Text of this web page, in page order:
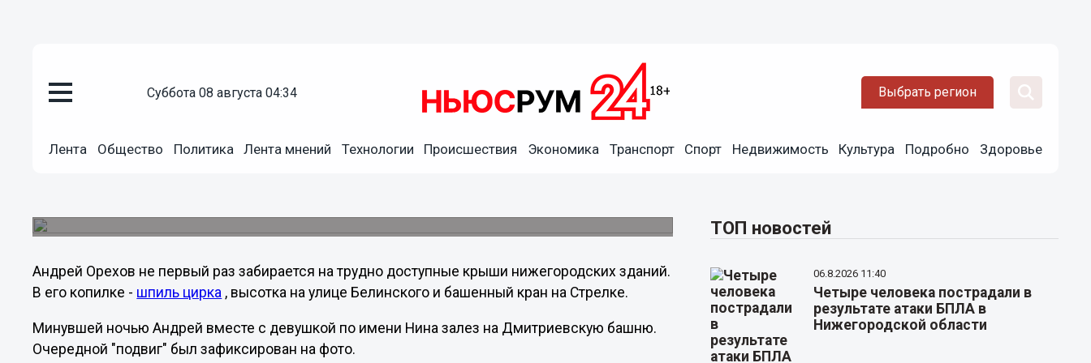
суббота 08 августа 04:34 Выбрать регион
Лента Общество Политика Лента мнений Технологии Происшествия Экономика Транспорт Спорт Недвижимость Культура Подробно Здоровье
Андрей Орехов не первый раз забирается на трудно доступные крыши нижегородских зданий.
В его копилке - шпиль цирка , высотка на улице Белинского и башенный кран на Стрелке.
Минувшей ночью Андрей вместе с девушкой по имени Нина залез на Дмитриевскую башню.
Очередной "подвиг" был зафиксирован на фото.
ТОП новостей
06.8.2026 11:40
Четыре человека пострадали в
результате атаки БПЛА в
Нижегородской области